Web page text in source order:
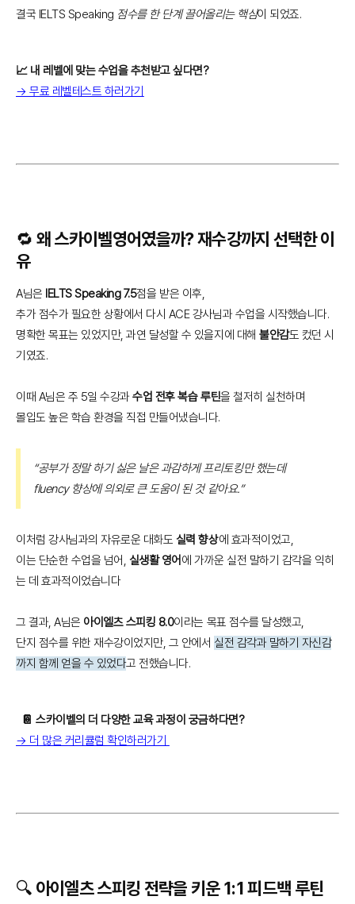
결국 IELTS Speaking 점수를 한 단계 끌어올리는 핵심이 되었죠.
📈 내 레벨에 맞는 수업을 추천받고 싶다면?
→ 무료 레벨테스트 하러가기
🔁 왜 스카이벨영어였을까? 재수강까지 선택한 이
유
A님은 IELTS Speaking 7.5점을 받은 이후,
추가 점수가 필요한 상황에서 다시 ACE 강사님과 수업을 시작했습니다.
명확한 목표는 있었지만, 과연 달성할 수 있을지에 대해불안감도 컸던 시
기였죠.
이때 A님은 주 5일 수강과수업 전후 복습 루틴을 철저히 실천하며
몰입도 높은 학습 환경을 직접 만들어냈습니다.
“공부가 정말 하기 싫은 날은 과감하게 프리토킹만 했는데
fluency 향상에 의외로 큰 도움이 된 것 같아요.”
이처럼 강사님과의 자유로운 대화도 실력 향상에 효과적이었고,
이는 단순한 수업을 넘어, 실생활 영어 에 가까운 실전 말하기 감각을 익히
는 데 효과적이었습니다
그 결과, A님은 아이엘츠 스피킹 8.0이라는 목표 점수를 달성했고,
단지 점수를 위한 재수강이었지만, 그 안에서 실전 감각과 말하기 자신감
까지 함께 얻을 수 있었다고 전했습니다.
📔 스카이벨의 더 다양한 교육 과정이 궁금하다면?
→ 더 많은 커리큘럼 확인하러가기
🔍 아이엘츠 스피킹 전략을 키운 1:1 피드백 루틴